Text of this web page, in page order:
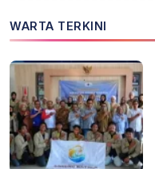
WARTA TERKINI